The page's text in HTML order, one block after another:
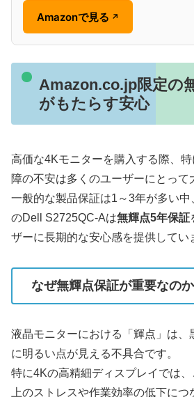
Amazonで見る ↗
Amazon.co.jp限定の
がもたらす安心
高価な4Kモニターを購入する際、
障の不安は多くのユーザーにとって
一般的な製品保証は1～3年が多い
のDell S2725QC-Aは無輝点5年保証
ザーに長期的な安心感を提供してい
なぜ無輝点保証が重要なのか
液晶モニターにおける「輝点」は、
に明るい点が見える不具合です。
特に4Kの高精細ディスプレイでは
上のストレスや作業効率の低下に